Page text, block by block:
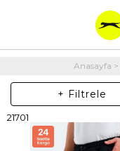
Anasayfa
+ Filtrele
21701